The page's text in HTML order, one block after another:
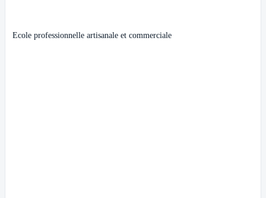
Ecole professionnelle artisanale et commerciale